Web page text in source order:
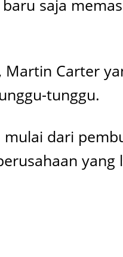
saja
Martin Carter
tunggu.
dari
yang